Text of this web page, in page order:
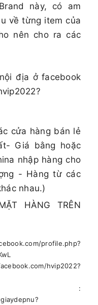
này, có am
về từng item của
nên cho ra các
địa ở facebook
cửa hàng bán lẻ
Giá bằng hoặc
nhập hàng cho
- Hàng từ các
nhau.)
HÀNG TRÊN
profile.php?
hvip2022?
👠 :